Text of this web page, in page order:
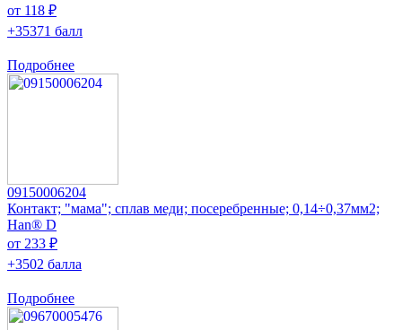
от 118 ₽
+35371 балл
Подробнее
09150006204
Контакт; "мама"; сплав меди; посеребренные; 0,14÷0,37мм2;
Han® D
от 233 ₽
+3502 балла
Подробнее